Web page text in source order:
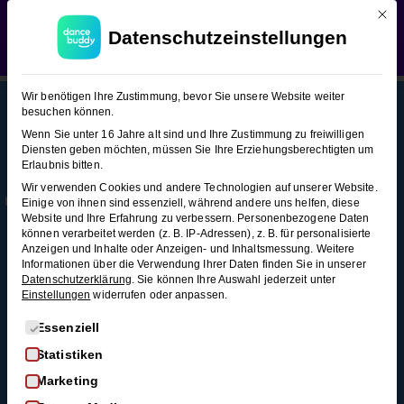
WEDDING SEASON SALE:
Hochzeitstanzkurse!Verwerfen
Langsamer Walzer (Figuren-
Snacks 2)
Langsamer
Walzer
(Figuren-
Snacks 2)
13
Rechtsflechte
4 Minuten
Schleife
3
Minuten
Doppel-
Schleife
This content is protected, pleaseloginand
iches
AGB
Datenschutz
Widerrufsrecht
Impressum
Infos
Membership
Kontakt
FAQ
Alle Blogartikel
Schwungvoll
durchstarten: Swing
tanzen für
Anfänger*innen
Mit
Datenschutzeinstellungen
Wir benötigen Ihre Zustimmung, bevor Sie unsere Website weiter
besuchen können.
Wenn Sie unter 16 Jahre alt sind und Ihre Zustimmung zu freiwilligen
Diensten geben möchten, müssen Sie Ihre Erziehungsberechtigten um
Erlaubnis bitten.
Wir verwenden Cookies und andere Technologien auf unserer Website.
Einige von ihnen sind essenziell, während andere uns helfen, diese
Website und Ihre Erfahrung zu verbessern. Personenbezogene Daten
können verarbeitet werden (z. B. IP-Adressen), z. B. für personalisierte
Anzeigen und Inhalte oder Anzeigen- und Inhaltsmessung. Weitere
Informationen über die Verwendung Ihrer Daten finden Sie in unserer
Datenschutzerklärung. Sie können Ihre Auswahl jederzeit unter
Einstellungen widerrufen oder anpassen.
Es folgt eine Liste der Service-Gruppen, für die eine
Essenziell
Statistiken
Marketing